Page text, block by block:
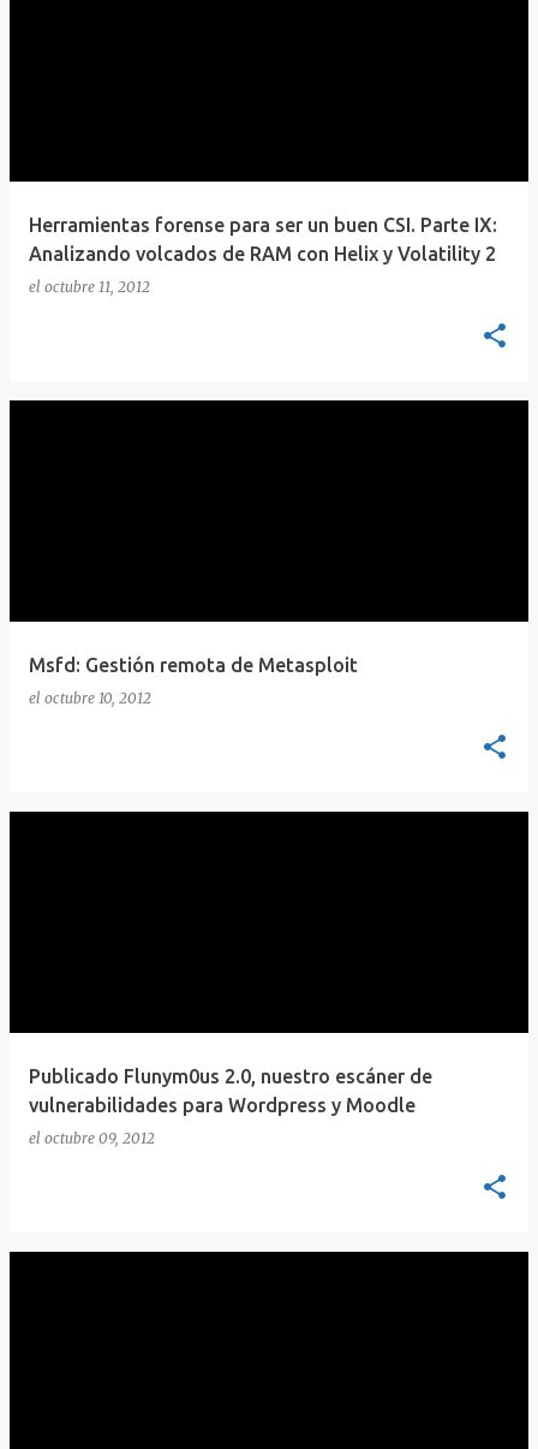
Herramientas forense para ser un buen CSI. Parte IX:
Analizando volcados de RAM con Helix y Volatility 2
el octubre 11, 2012
Msfd: Gestión remota de Metasploit
el octubre 10, 2012
Publicado Flunym0us 2.0, nuestro escáner de
vulnerabilidades para Wordpress y Moodle
el octubre 09, 2012